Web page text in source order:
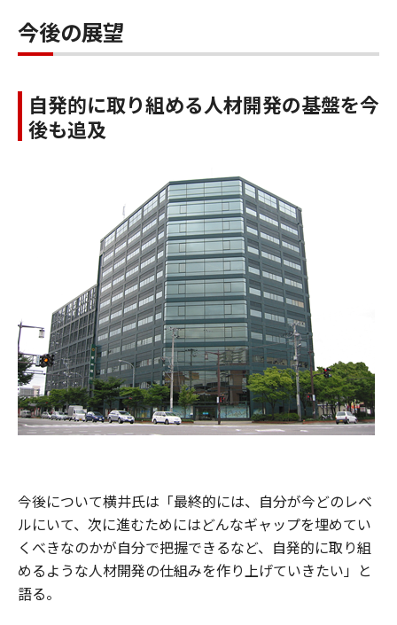
今後の展望
自発的に取り組める人材開発の基盤を今
後も追及
今後について横井氏は「最終的には、自分が今どのレベ
ルにいて、次に進むためにはどんなギャップを埋めてい
くべきなのかが自分で把握できるなど、自発的に取り組
めるような人材開発の仕組みを作り上げていきたい」と
語る。